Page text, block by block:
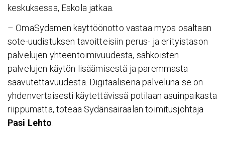
keskuksessa, Eskola jatkaa.
– OmaSydämen käyttöönotto vastaa myös osaltaan
sote-uudistuksen tavoitteisiin perus- ja erityistason
palvelujen yhteentoimivuudesta, sähköisten
palvelujen käytön lisäämisestä ja paremmasta
saavutettavuudesta. Digitaalisena palveluna se on
yhdenvertaisesti käytettävissä potilaan asuinpaikasta
riippumatta, toteaa Sydänsairaalan toimitusjohtaja
Pasi Lehto